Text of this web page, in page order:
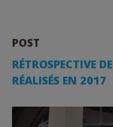
POST
RÉTROSPECTIVE
RÉALISÉS EN 2017